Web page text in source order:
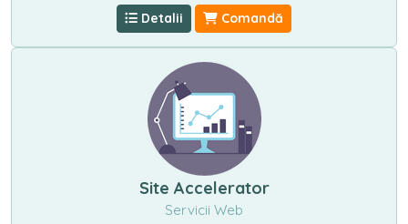
Detalii Comandă
Site Accelerator
Servicii Web